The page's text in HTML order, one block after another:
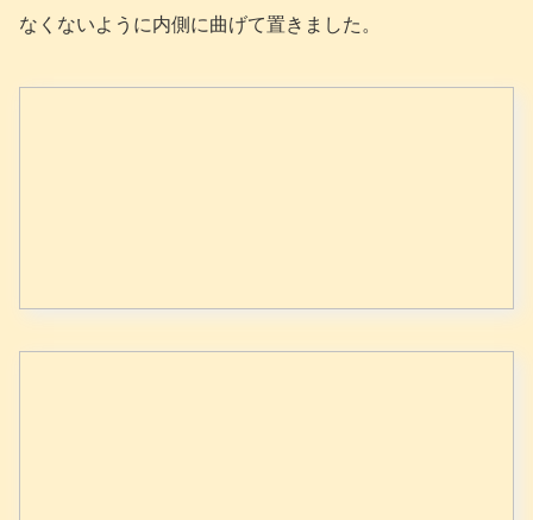
なくないように内側に曲げて置きました。